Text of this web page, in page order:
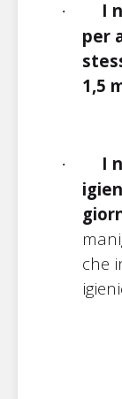
·
I
per
1,5
·
I
che